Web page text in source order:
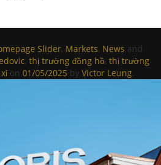
Slider, Markets, News and
, thị trường đồng hồ, thị trường
on 01/05/2025 by Victor Leung.